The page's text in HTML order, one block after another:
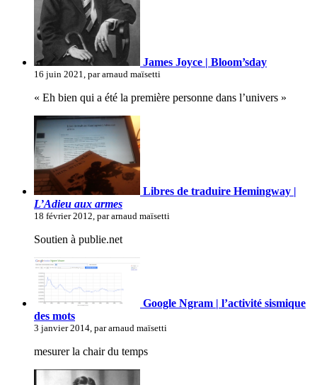
James Joyce | Bloom’sday
16 juin 2021, par arnaud maïsetti
« Eh bien qui a été la première personne dans l’univers »
Libres de traduire Hemingway |
L’Adieu aux armes
18 février 2012, par arnaud maïsetti
Soutien à publie.net
Google Ngram | l’activité sismique
des mots
3 janvier 2014, par arnaud maïsetti
mesurer la chair du temps